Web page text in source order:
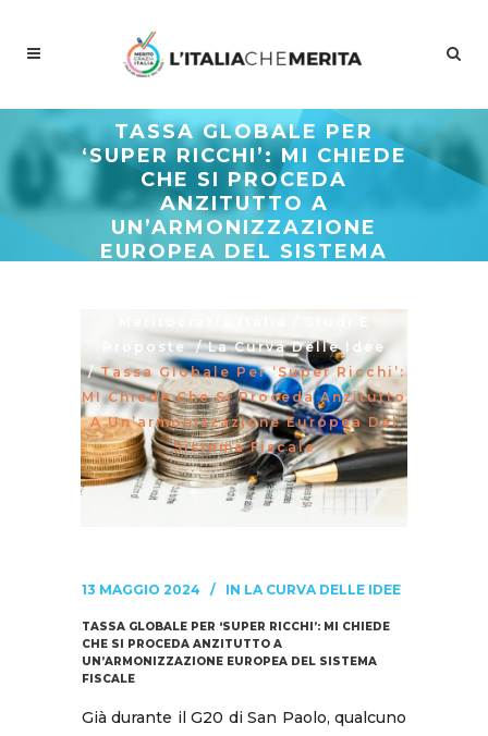
TASSA GLOBALE PER
‘SUPER RICCHI’: MI CHIEDE
CHE SI PROCEDA
ANZITUTTO A
UN’ARMONIZZAZIONE
EUROPEA DEL SISTEMA
Proposte /La Curva Delle Idee
/Tassa Globale Per ‘super Ricchi’:
MI Chiede Che Si Proceda Anzitutto
A Un’armonizzazione Europea Del
Sistema Fiscale
13 MAGGIO 2024 IN LA CURVA DELLE IDEE
TASSA GLOBALE PER ‘SUPER RICCHI’: MI CHIEDE
CHE SI PROCEDA ANZITUTTO A
UN’ARMONIZZAZIONE EUROPEA DEL SISTEMA
FISCALE
Già durante il G20 di San Paolo, qualcuno